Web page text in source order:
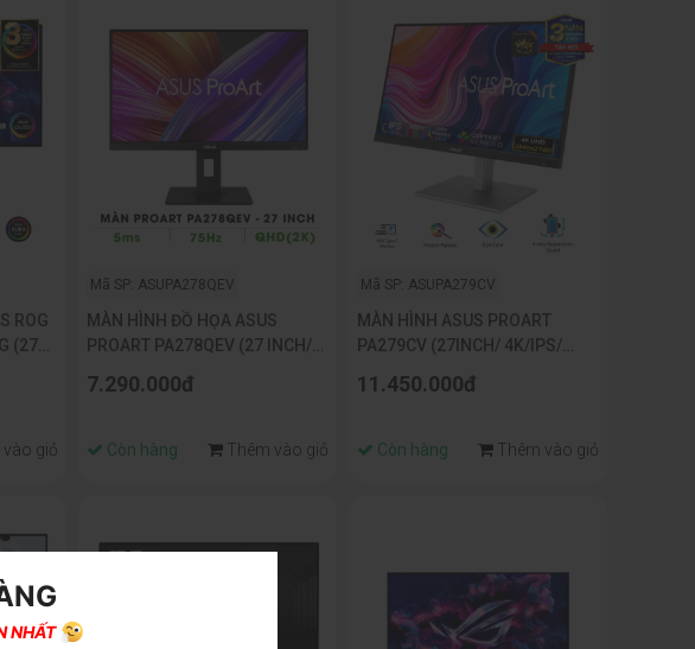
ROG
(27
giỏ
Mã SP: ASUPA278QEV
MÀN HÌNH ĐỒ HỌA ASUS
PROART PA278QEV (27 INCH/
7.290.000đ
Còn hàng Thêm vào giỏ
Mã SP: ASUPA279CV
MÀN HÌNH ASUS PROART
PA279CV (27INCH/ 4K/IPS/
11.450.000đ
Còn hàng Thêm vào giỏ
NHẤT